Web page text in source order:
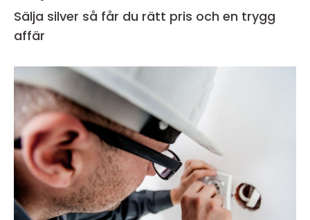
Sälja silver så får du rätt pris och en trygg
affär